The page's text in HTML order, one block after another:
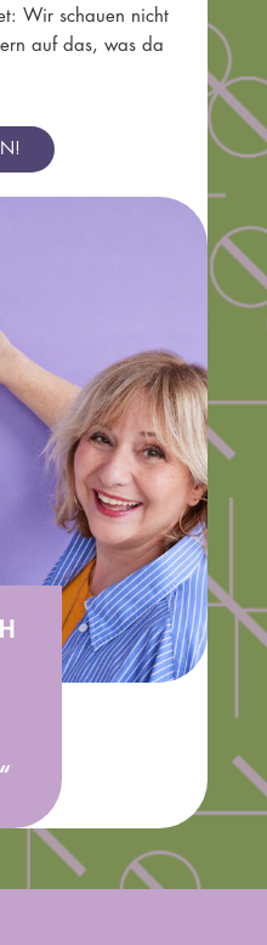
Wir schauen nicht
auf das, was da